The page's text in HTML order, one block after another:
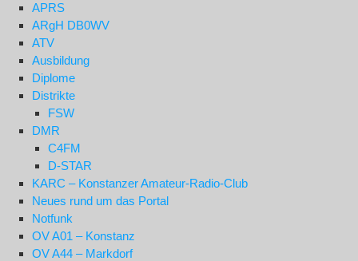
APRS
ARgH DB0WV
ATV
Ausbildung
Diplome
Distrikte
FSW
DMR
C4FM
D-STAR
KARC – Konstanzer Amateur-Radio-Club
Neues rund um das Portal
Notfunk
OV A01 – Konstanz
OV A44 – Markdorf